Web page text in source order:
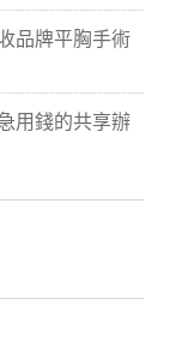
品牌平胸手術
用錢的共享辦